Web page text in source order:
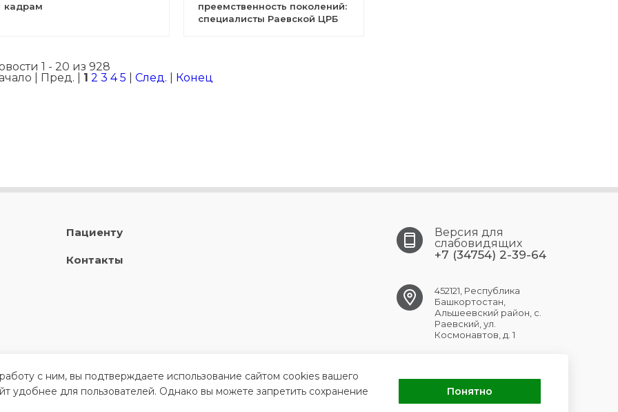
кадрам
преемственность поколений:
специалисты Раевской ЦРБ
1 - 20 из 928
| Пред. | 1 2 3 4 5 След. Конец
Пациенту
Контакты
Версия для
слабовидящих
+7 (34754) 2-39-64
452121, Республика
Башкортостан,
Альшеевский район, с.
Раевский, ул.
Космонавтов, д. 1
с ним, вы подтверждаете использование сайтом cookies вашего
удобнее для пользователей. Однако вы можете запретить сохранение
Понятно